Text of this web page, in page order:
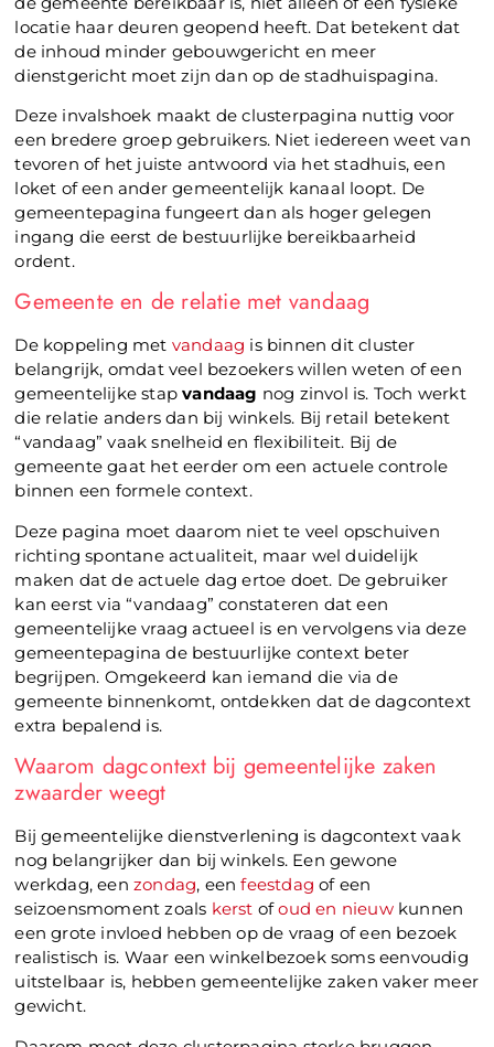
locatie haar deuren geopend heeft. Dat betekent dat
de inhoud minder gebouwgericht en meer
dienstgericht moet zijn dan op de stadhuispagina.
Deze invalshoek maakt de clusterpagina nuttig voor
een bredere groep gebruikers. Niet iedereen weet van
tevoren of het juiste antwoord via het stadhuis, een
loket of een ander gemeentelijk kanaal loopt. De
gemeentepagina fungeert dan als hoger gelegen
ingang die eerst de bestuurlijke bereikbaarheid
ordent.
Gemeente en de relatie met vandaag
De koppeling met vandaag is binnen dit cluster
belangrijk, omdat veel bezoekers willen weten of een
gemeentelijke stapvandaag nog zinvol is. Toch werkt
die relatie anders dan bij winkels. Bij retail betekent
“vandaag” vaak snelheid en flexibiliteit. Bij de
gemeente gaat het eerder om een actuele controle
binnen een formele context.
Deze pagina moet daarom niet te veel opschuiven
richting spontane actualiteit, maar wel duidelijk
maken dat de actuele dag ertoe doet. De gebruiker
kan eerst via “vandaag” constateren dat een
gemeentelijke vraag actueel is en vervolgens via deze
gemeentepagina de bestuurlijke context beter
begrijpen. Omgekeerd kan iemand die via de
gemeente binnenkomt, ontdekken dat de dagcontext
extra bepalend is.
Waarom dagcontext bij gemeentelijke zaken
zwaarder weegt
Bij gemeentelijke dienstverlening is dagcontext vaak
nog belangrijker dan bij winkels. Een gewone
werkdag, eenzondag, eenfeestdag of een
seizoensmoment zoals kerst ofoud en nieuwkunnen
een grote invloed hebben op de vraag of een bezoek
realistisch is. Waar een winkelbezoek soms eenvoudig
uitstelbaar is, hebben gemeentelijke zaken vaker meer
gewicht.